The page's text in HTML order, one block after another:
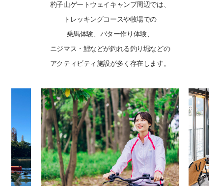
杓子山ゲートウェイキャンプ周辺では、
トレッキングコースや牧場での
乗馬体験、バター作り体験、
ニジマス・鯉などが釣れる釣り堀などの
アクティビティ施設が多く存在します。